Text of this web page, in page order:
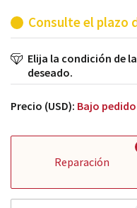
Consulte el plazo
Elija la condición de
deseado.
Precio (USD): Bajo pedido
Reparación